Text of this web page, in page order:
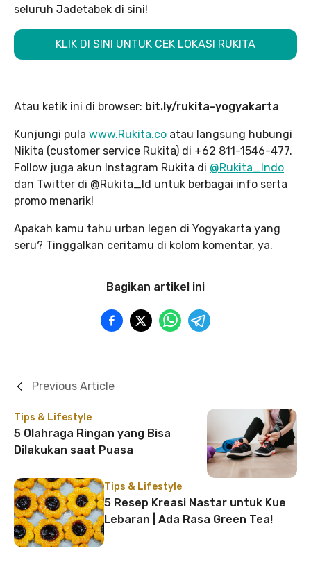
seluruh Jadetabek di sini!
KLIK DI SINI UNTUK CEK LOKASI RUKITA
Atau ketik ini di browser: bit.ly/rukita-yogyakarta
Kunjungi pula www.Rukita.co atau langsung hubungi
Nikita (customer service Rukita) di +62 811-1546-477.
Follow juga akun Instagram Rukita di @Rukita_Indo
dan Twitter di @Rukita_Id untuk berbagai info serta
promo menarik!
Apakah kamu tahu urban legen di Yogyakarta yang
seru? Tinggalkan ceritamu di kolom komentar, ya.
Bagikan artikel ini
Tips & Lifestyle
5 Olahraga Ringan yang Bisa
Dilakukan saat Puasa
Previous Article
Tips & Lifestyle
5 Resep Kreasi Nastar untuk Kue
Lebaran | Ada Rasa Green Tea!